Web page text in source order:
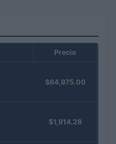
Precio
$64,975.00
$1,914.28